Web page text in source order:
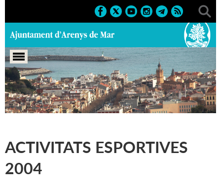
Portada > Marcs > 2004 > Esportius > Activitats esportives
2004
ACTIVITATS ESPORTIVES
2004